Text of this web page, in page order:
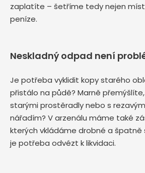
zaplatíte – šetříme tedy nejen
peníze.
Neskladný odpad není
Je potřeba vyklidit kopy starého
přistálo na půdě? Marně
starými prostěradly nebo s
nářadím? V arzenálu máme také
kterých vkládáme drobné a špatně
je potřeba odvézt k likvidaci.